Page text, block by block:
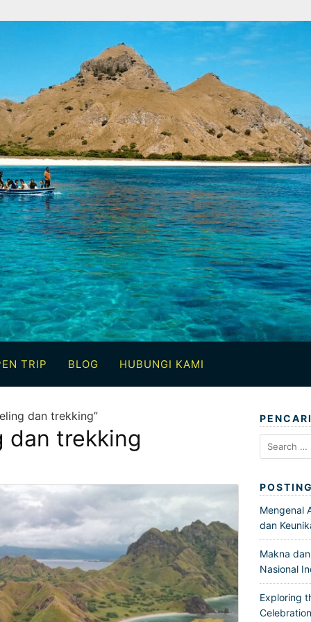
TRIP BLOG HUBUNGI KAMI
dan trekking”
dan trekking
Search
for:
Mengenal
dan
Makna
Nasional
Exploring